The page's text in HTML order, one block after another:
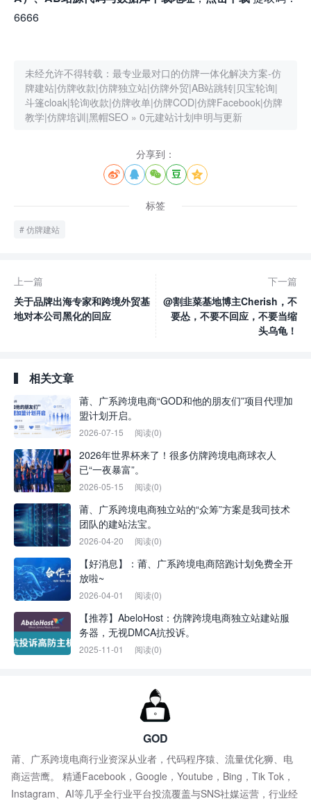
6666
未经允许不得转载： 最专业最对口的仿牌一体化解决方案-仿
牌建站|仿牌收款|仿牌独立站|仿牌外贸|AB站跳转|贝宝轮询|
斗篷cloak|轮询收款|仿牌收单|仿牌COD|仿牌Facebook|仿牌
教学|仿牌培训|黑帽SEO » 0元建站计划申明与更新
分享到：
    
标签
仿牌建站
上一篇
关于品牌出海专家和跨境外贸基
地对本公司黑化的回应
下一篇
@割韭菜基地博主Cherish，不
要怂，不要不回应，不要当缩
头乌龟！
相关文章
莆、广系跨境电商“GOD和他的朋友们”项目代理加
盟计划开启。
2026-07-15 阅读(0)
2026年世界杯来了！很多仿牌跨境电商球衣人
已“一夜暴富”。
2026-05-15 阅读(0)
莆、广系跨境电商独立站的“众筹”方案是我司技术
团队的建站法宝。
2026-04-20 阅读(0)
【好消息】：莆、广系跨境电商陪跑计划免费全开
放啦~
2026-04-01 阅读(0)
【推荐】AbeloHost：仿牌跨境电商独立站建站服
务器，无视DMCA抗投诉。
2025-11-01 阅读(0)
GOD
莆、广系跨境电商行业资深从业者，代码程序猿、流量优化狮、电
商运营鹰。 精通Facebook，Google，Youtube，Bing，Tik Tok，
Instagram、AI等几乎全行业平台投流覆盖与SNS社媒运营，行业经